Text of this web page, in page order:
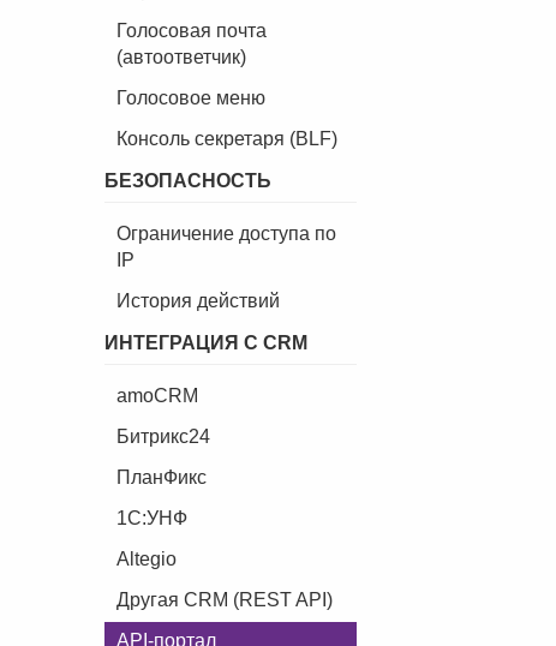
Голосовая почта
(автоответчик)
Голосовое меню
Консоль секретаря (BLF)
БЕЗОПАСНОСТЬ
Ограничение доступа по
IP
История действий
ИНТЕГРАЦИЯ С CRM
amoCRM
Битрикс24
ПланФикс
1C:УНФ
Altegio
Другая CRM (REST API)
API-портал